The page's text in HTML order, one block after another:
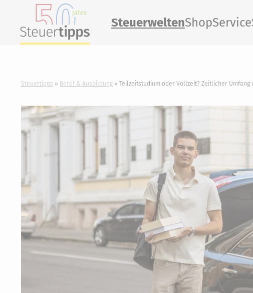
SteuerweltenShopService
Steuertipps Beruf & Ausbildung Teilzeitstudium oder Vollzeit? Zeitlicher Umfang